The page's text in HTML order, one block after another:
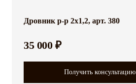
Дровник р-р 2x1,2, арт. 380
35 000 ₽
Получить консультацию